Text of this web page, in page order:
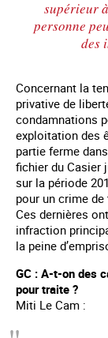
supérieur
personne
des
Concernant la
privative de
condamnations
exploitation des
partie ferme
fichier du Casier
sur la période
pour un crime
Ces dernières
infraction
la peine
GC : A-t-on des
pour traite ?
Miti Le Cam :